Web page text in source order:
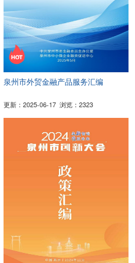
泉州市外贸金融产品服务汇编
更新：2025-06-17 浏览：2323